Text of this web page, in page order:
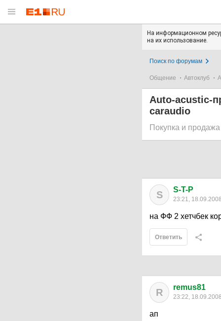
На информационном
на их использование.
Поиск по форумам
Общение Автоклуб
Auto-acustic-
caraudio
Покупка и
S S-T-P
23:21, 18.09.2008
на ФФ 2 хетчбек
Ответить
R remus81
23:22, 18.09.2008
ап